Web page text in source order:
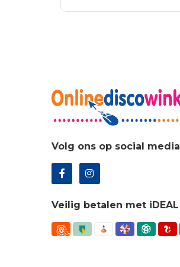
was:
is:
WINKELWAGEN
Volg ons op social media
Veilig betalen met iDEAL